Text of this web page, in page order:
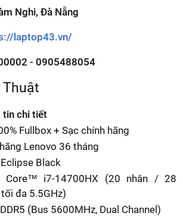
Nghi, Đà Nẵng
laptop43.vn/
- 0905488054
Thuật
tin chi tiết
Fullbox + Sạc chính hãng
Lenovo 36 tháng
Black
Core™ i7-14700HX (20 nhân / 28
đa 5.5GHz)
(Bus 5600MHz, Dual Channel)